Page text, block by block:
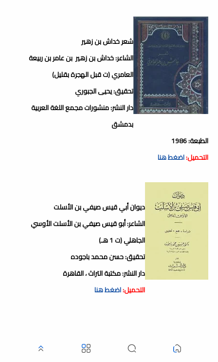
شعر خداش بن زهير
الشاعر: خداش بن زهير بن عامر بن ربيعة
العامري (ت قبل الهجرة بقليل)
تحقيق: يحيى الجبوري
دار النشر: منشورات مجمع اللغة العربية
بدمشق
الطبعة: 1986
التحميل:اضغط هنا
ديوان أبي قيس صيفي بن الأسلت
الشاعر: أبو قيس صيفي بن الأسلت الأوسي
الجاهلي (ت 1 هـ)
تحقيق: حسن محمد باجوده
دار النشر: مكتبة التراث ، القاهرة
التحميل:اضغط هنا